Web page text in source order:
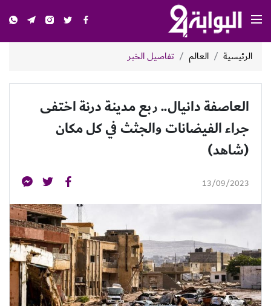
الرئيسية العالم تفاصيل الخبر
العاصفة دانيال.. ربع مدينة درنة اختفى
جراء الفيضانات والجثث في كل مكان
(شاهد)
13/09/2023